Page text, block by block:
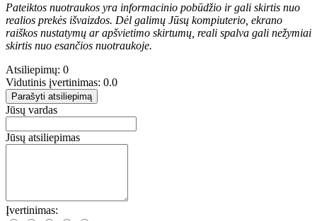
Pateiktos nuotraukos yra informacinio pobūdžio ir gali skirtis nuo
realios prekės išvaizdos. Dėl galimų Jūsų kompiuterio, ekrano
raiškos nustatymų ar apšvietimo skirtumų, reali spalva gali nežymiai
skirtis nuo esančios nuotraukoje.
Atsiliepimų: 0
Vidutinis įvertinimas: 0.0
Parašyti atsiliepimą
Jūsų vardas
Jūsų atsiliepimas
Įvertinimas: